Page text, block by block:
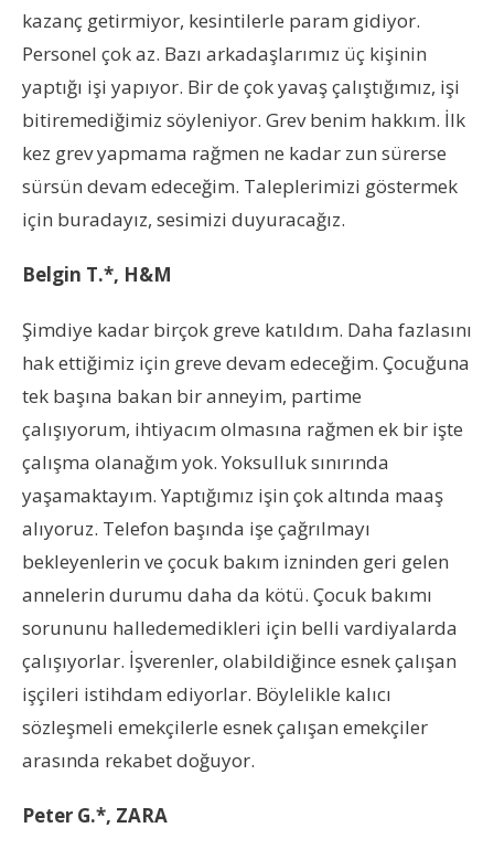
kazanç getirmiyor, kesintilerle param gidiyor.
Personel çok az. Bazı arkadaşlarımız üç kişinin
yaptığı işi yapıyor. Bir de çok yavaş çalıştığımız, işi
bitiremediğimiz söyleniyor. Grev benim hakkım. İlk
kez grev yapmama rağmen ne kadar zun sürerse
sürsün devam edeceğim. Taleplerimizi göstermek
için buradayız, sesimizi duyuracağız.
Belgin T.*, H&M
Şimdiye kadar birçok greve katıldım. Daha fazlasını
hak ettiğimiz için greve devam edeceğim. Çocuğuna
tek başına bakan bir anneyim, partime
çalışıyorum, ihtiyacım olmasına rağmen ek bir işte
çalışma olanağım yok. Yoksulluk sınırında
yaşamaktayım. Yaptığımız işin çok altında maaş
alıyoruz. Telefon başında işe çağrılmayı
bekleyenlerin ve çocuk bakım izninden geri gelen
annelerin durumu daha da kötü. Çocuk bakımı
sorununu halledemedikleri için belli vardiyalarda
çalışıyorlar. İşverenler, olabildiğince esnek çalışan
işçileri istihdam ediyorlar. Böylelikle kalıcı
sözleşmeli emekçilerle esnek çalışan emekçiler
arasında rekabet doğuyor.
Peter G.*, ZARA